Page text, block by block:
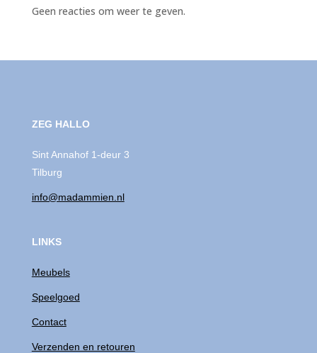
Geen reacties om weer te geven.
ZEG HALLO
Sint Annahof 1-deur 3
Tilburg
info@madammien.nl
LINKS
Meubels
Speelgoed
Contact
Verzenden en retouren